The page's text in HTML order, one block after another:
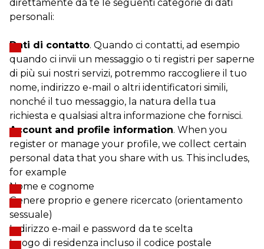
direttamente da te le seguenti categorie di dati
personali:
Dati di contatto. Quando ci contatti, ad esempio
quando ci invii un messaggio o ti registri per saperne
di più sui nostri servizi, potremmo raccogliere il tuo
nome, indirizzo e-mail o altri identificatori simili,
nonché il tuo messaggio, la natura della tua
richiesta e qualsiasi altra informazione che fornisci.
Account and profile information. When you
register or manage your profile, we collect certain
personal data that you share with us. This includes,
for example
Nome e cognome
Genere proprio e genere ricercato (orientamento
sessuale)
Indirizzo e-mail e password da te scelta
Luogo di residenza incluso il codice postale